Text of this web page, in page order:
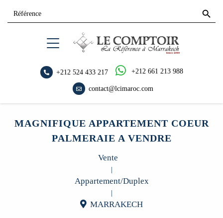
+212 524 433 217 +212 661 213 988
contact@lcimaroc.com
for:
Search
Button
MAGNIFIQUE APPARTEMENT COEUR
PALMERAIE A VENDRE
Vente
|
Appartement/Duplex
|
MARRAKECH